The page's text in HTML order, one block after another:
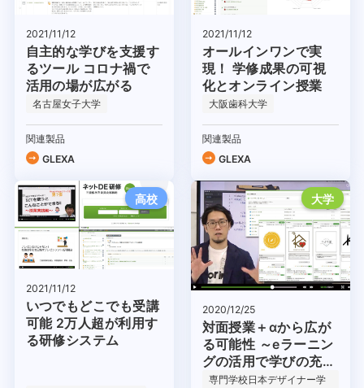
2021/11/12
自主的な学びを支援す
るツール コロナ禍で
活用の場が広がる
名古屋女子大学
関連製品
GLEXA
2021/11/12
オールインワンで実
現！ 学修成果の可視
化とオンライン授業
大阪歯科大学
関連製品
GLEXA
高校
2021/11/12
いつでもどこでも受講
可能 2万人超が利用す
る研修システム
大学
2020/12/25
対面授業＋αから広が
る可能性 ～eラーニン
グの活用で学びの充実
を〜
専門学校日本デザイナー学